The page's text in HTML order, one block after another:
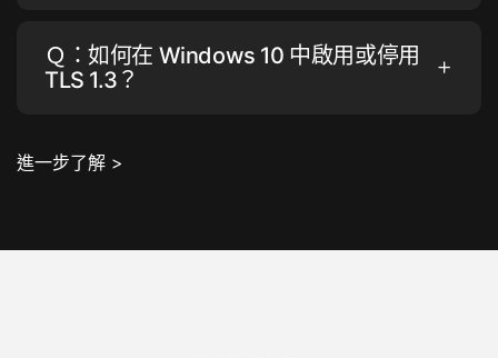
Ｑ：如何在 Windows 10 中啟用或停用
TLS 1.3？
進一步了解 >